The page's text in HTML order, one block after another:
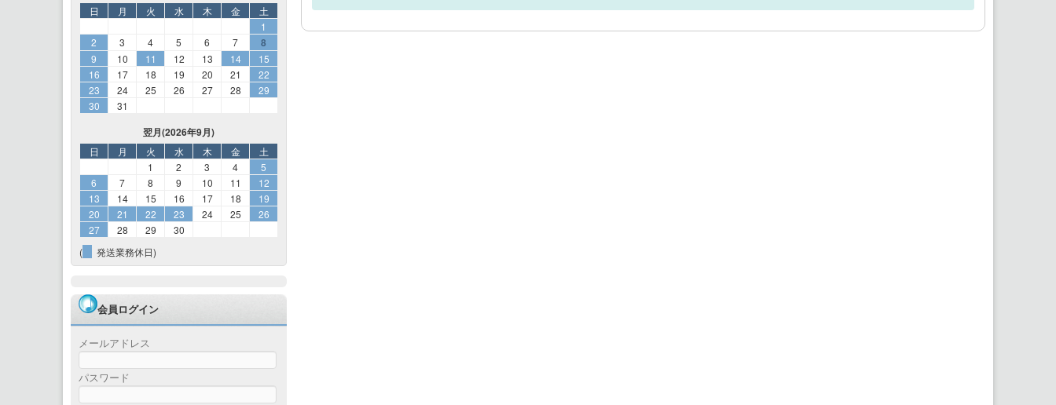
日 月 火 水 木 金
土
1
2
3 4 5 6 7 8
9 10 11 12 13 14
15
16
17 18 19 20 21
22
23
24 25 26 27 28
29
30
31
翌月(2026年9月)
日 月 火 水 木 金
土
1
2 3 4
5
6
7 8 9 10 11
12
13
14 15 16 17 18
19
20
21 22 23 24 25
26
27
28 29
30
(
発送業務休日)
会員ログイン
メールアドレス
パスワード